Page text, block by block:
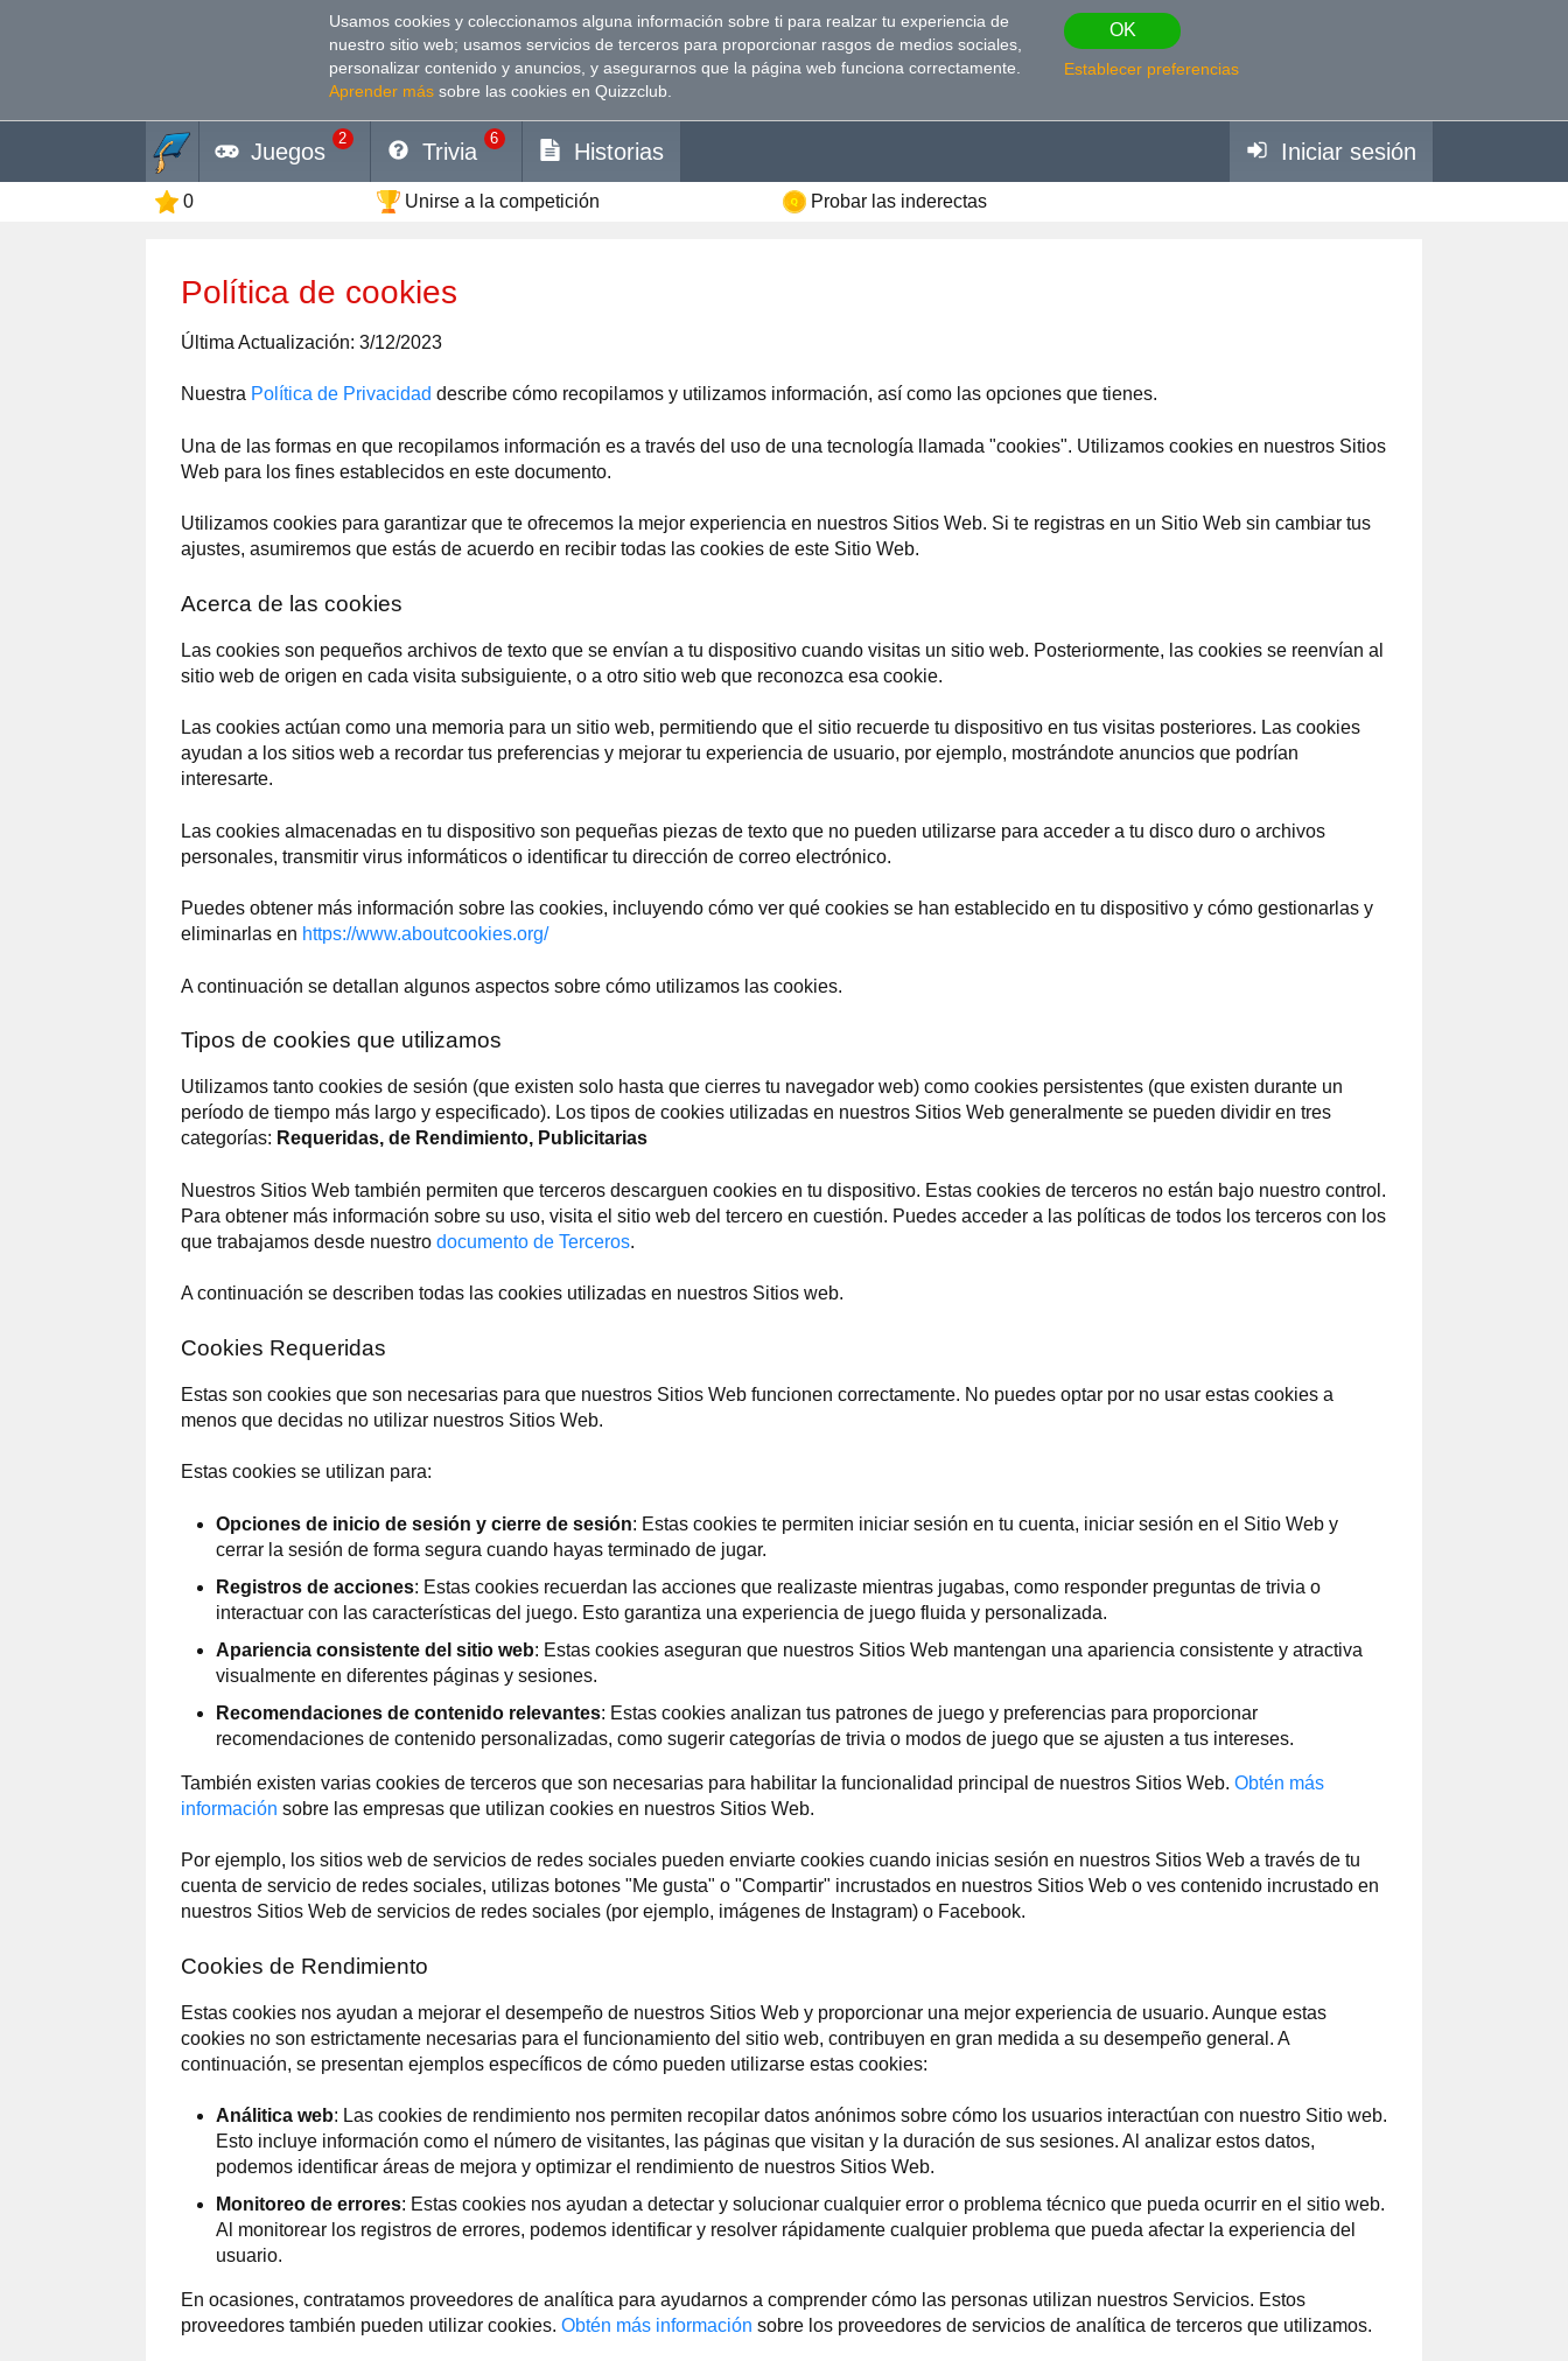
Usamos cookies y coleccionamos alguna información sobre ti para realzar tu experiencia de
nuestro sitio web; usamos servicios de terceros para proporcionar rasgos de medios sociales,
personalizar contenido y anuncios, y asegurarnos que la página web funciona correctamente.
Aprender más sobre las cookies en Quizzclub.
OK
Establecer preferencias
Juegos
2
Trivia
6
Historias Iniciar sesión
0 Unirse a la competición Probar las inderectas
Política de cookies
Última Actualización: 3/12/2023
Nuestra Política de Privacidad describe cómo recopilamos y utilizamos información, así como las opciones que tienes.
Una de las formas en que recopilamos información es a través del uso de una tecnología llamada "cookies". Utilizamos cookies en nuestros Sitios
Web para los fines establecidos en este documento.
Utilizamos cookies para garantizar que te ofrecemos la mejor experiencia en nuestros Sitios Web. Si te registras en un Sitio Web sin cambiar tus
ajustes, asumiremos que estás de acuerdo en recibir todas las cookies de este Sitio Web.
Acerca de las cookies
Las cookies son pequeños archivos de texto que se envían a tu dispositivo cuando visitas un sitio web. Posteriormente, las cookies se reenvían al
sitio web de origen en cada visita subsiguiente, o a otro sitio web que reconozca esa cookie.
Las cookies actúan como una memoria para un sitio web, permitiendo que el sitio recuerde tu dispositivo en tus visitas posteriores. Las cookies
ayudan a los sitios web a recordar tus preferencias y mejorar tu experiencia de usuario, por ejemplo, mostrándote anuncios que podrían
interesarte.
Las cookies almacenadas en tu dispositivo son pequeñas piezas de texto que no pueden utilizarse para acceder a tu disco duro o archivos
personales, transmitir virus informáticos o identificar tu dirección de correo electrónico.
Puedes obtener más información sobre las cookies, incluyendo cómo ver qué cookies se han establecido en tu dispositivo y cómo gestionarlas y
eliminarlas en https://www.aboutcookies.org/
A continuación se detallan algunos aspectos sobre cómo utilizamos las cookies.
Tipos de cookies que utilizamos
Utilizamos tanto cookies de sesión (que existen solo hasta que cierres tu navegador web) como cookies persistentes (que existen durante un
período de tiempo más largo y especificado). Los tipos de cookies utilizadas en nuestros Sitios Web generalmente se pueden dividir en tres
categorías: Requeridas, de Rendimiento, Publicitarias
Nuestros Sitios Web también permiten que terceros descarguen cookies en tu dispositivo. Estas cookies de terceros no están bajo nuestro control.
Para obtener más información sobre su uso, visita el sitio web del tercero en cuestión. Puedes acceder a las políticas de todos los terceros con los
que trabajamos desde nuestro documento de Terceros.
A continuación se describen todas las cookies utilizadas en nuestros Sitios web.
Cookies Requeridas
Estas son cookies que son necesarias para que nuestros Sitios Web funcionen correctamente. No puedes optar por no usar estas cookies a
menos que decidas no utilizar nuestros Sitios Web.
Estas cookies se utilizan para:
Opciones de inicio de sesión y cierre de sesión: Estas cookies te permiten iniciar sesión en tu cuenta, iniciar sesión en el Sitio Web y
cerrar la sesión de forma segura cuando hayas terminado de jugar.
Registros de acciones: Estas cookies recuerdan las acciones que realizaste mientras jugabas, como responder preguntas de trivia o
interactuar con las características del juego. Esto garantiza una experiencia de juego fluida y personalizada.
Apariencia consistente del sitio web: Estas cookies aseguran que nuestros Sitios Web mantengan una apariencia consistente y atractiva
visualmente en diferentes páginas y sesiones.
Recomendaciones de contenido relevantes: Estas cookies analizan tus patrones de juego y preferencias para proporcionar
recomendaciones de contenido personalizadas, como sugerir categorías de trivia o modos de juego que se ajusten a tus intereses.
También existen varias cookies de terceros que son necesarias para habilitar la funcionalidad principal de nuestros Sitios Web. Obtén más
información sobre las empresas que utilizan cookies en nuestros Sitios Web.
Por ejemplo, los sitios web de servicios de redes sociales pueden enviarte cookies cuando inicias sesión en nuestros Sitios Web a través de tu
cuenta de servicio de redes sociales, utilizas botones "Me gusta" o "Compartir" incrustados en nuestros Sitios Web o ves contenido incrustado en
nuestros Sitios Web de servicios de redes sociales (por ejemplo, imágenes de Instagram) o Facebook.
Cookies de Rendimiento
Estas cookies nos ayudan a mejorar el desempeño de nuestros Sitios Web y proporcionar una mejor experiencia de usuario. Aunque estas
cookies no son estrictamente necesarias para el funcionamiento del sitio web, contribuyen en gran medida a su desempeño general. A
continuación, se presentan ejemplos específicos de cómo pueden utilizarse estas cookies:
Análitica web: Las cookies de rendimiento nos permiten recopilar datos anónimos sobre cómo los usuarios interactúan con nuestro Sitio web.
Esto incluye información como el número de visitantes, las páginas que visitan y la duración de sus sesiones. Al analizar estos datos,
podemos identificar áreas de mejora y optimizar el rendimiento de nuestros Sitios Web.
Monitoreo de errores: Estas cookies nos ayudan a detectar y solucionar cualquier error o problema técnico que pueda ocurrir en el sitio web.
Al monitorear los registros de errores, podemos identificar y resolver rápidamente cualquier problema que pueda afectar la experiencia del
usuario.
En ocasiones, contratamos proveedores de analítica para ayudarnos a comprender cómo las personas utilizan nuestros Servicios. Estos
proveedores también pueden utilizar cookies. Obtén más información sobre los proveedores de servicios de analítica de terceros que utilizamos.